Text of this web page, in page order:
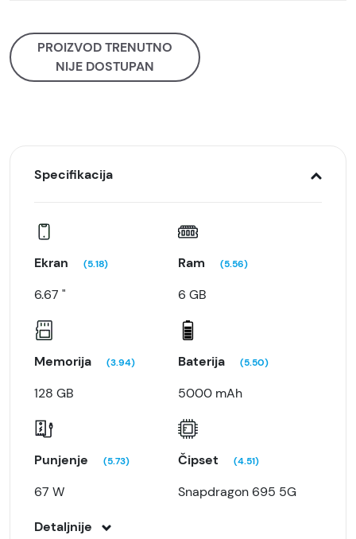
PROIZVOD TRENUTNO
NIJE DOSTUPAN
Specifikacija
Ekran (5.18)
6.67 "
Ram (5.56)
6 GB
Memorija (3.94)
128 GB
Baterija (5.50)
5000 mAh
Punjenje (5.73)
67 W
Čipset (4.51)
Snapdragon 695 5G
Detaljnije